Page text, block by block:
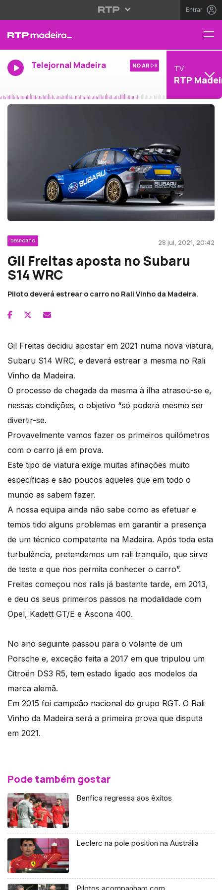
Entrar
Telejornal Madeira NO AR TV
RTP
DESPORTO 28 jul, 2021, 20:42
Gil Freitas aposta no Subaru
S14 WRC
Piloto deverá estrear o carro no Rali Vinho da Madeira.
Gil Freitas decidiu apostar em 2021 numa nova viatura,
Subaru S14 WRC, e deverá estrear a mesma no Rali
Vinho da Madeira.
O processo de chegada da mesma à ilha atrasou-se e,
nessas condições, o objetivo “só poderá mesmo ser
divertir-se.
Provavelmente vamos fazer os primeiros quilómetros
com o carro já em prova.
Este tipo de viatura exige muitas afinações muito
específicas e são poucos aqueles que em todo o
mundo as sabem fazer.
A nossa equipa ainda não sabe como as efetuar e
temos tido alguns problemas em garantir a presença
de um técnico competente na Madeira. Após toda esta
turbulência, pretendemos um rali tranquilo, que sirva
de teste e que nos permita conhecer o carro”.
Freitas começou nos ralis já bastante tarde, em 2013,
e deu os seus primeiros passos na modalidade com
Opel, Kadett GT/E e Ascona 400.
No ano seguinte passou para o volante de um
Porsche e, exceção feita a 2017 em que tripulou um
Citroën DS3 R5, tem estado ligado aos modelos da
marca alemã.
Em 2015 foi campeão nacional do grupo RGT. O Rali
Vinho da Madeira será a primeira prova que disputa
em 2021.
Pode também gostar
Benfica regressa aos êxitos
Leclerc na pole position na Austrália